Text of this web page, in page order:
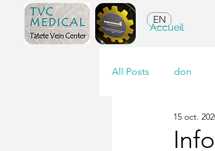
EN
Accueil
All Posts don
15 oct.